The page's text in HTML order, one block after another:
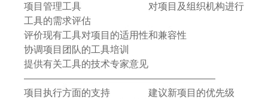
项目管理工具 对项目及组织机构进行
工具的需求评估
评价现有工具对项目的适用性和兼容性
协调项目团队的工具培训
提供有关工具的技术专家意见
————————————————————
项目执行方面的支持 建议新项目的优先级